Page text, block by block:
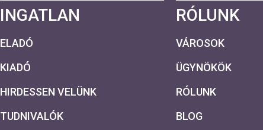
INGATLAN
ELADÓ
KIADÓ
HIRDESSEN VELÜNK
TUDNIVALÓK
RÓLUNK
VÁROSOK
ÜGYNÖKÖK
RÓLUNK
BLOG